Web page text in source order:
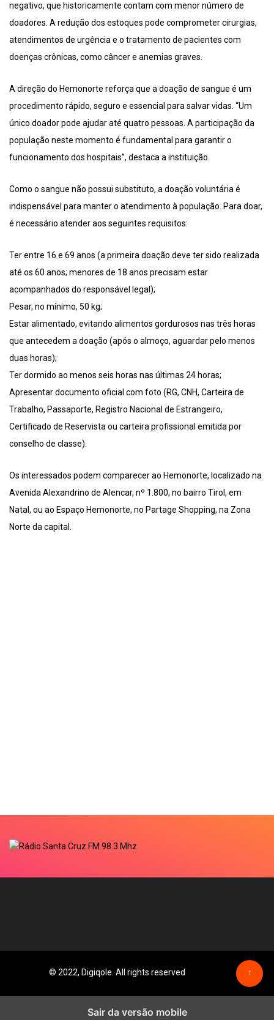
negativo, que historicamente contam com menor número de
doadores. A redução dos estoques pode comprometer cirurgias,
atendimentos de urgência e o tratamento de pacientes com
doenças crônicas, como câncer e anemias graves.
A direção do Hemonorte reforça que a doação de sangue é um
procedimento rápido, seguro e essencial para salvar vidas. “Um
único doador pode ajudar até quatro pessoas. A participação da
população neste momento é fundamental para garantir o
funcionamento dos hospitais”, destaca a instituição.
Como o sangue não possui substituto, a doação voluntária é
indispensável para manter o atendimento à população. Para doar,
é necessário atender aos seguintes requisitos:
Ter entre 16 e 69 anos (a primeira doação deve ter sido realizada
até os 60 anos; menores de 18 anos precisam estar
acompanhados do responsável legal);
Pesar, no mínimo, 50 kg;
Estar alimentado, evitando alimentos gordurosos nas três horas
que antecedem a doação (após o almoço, aguardar pelo menos
duas horas);
Ter dormido ao menos seis horas nas últimas 24 horas;
Apresentar documento oficial com foto (RG, CNH, Carteira de
Trabalho, Passaporte, Registro Nacional de Estrangeiro,
Certificado de Reservista ou carteira profissional emitida por
conselho de classe).
Os interessados podem comparecer ao Hemonorte, localizado na
Avenida Alexandrino de Alencar, nº 1.800, no bairro Tirol, em
Natal, ou ao Espaço Hemonorte, no Partage Shopping, na Zona
Norte da capital.
© 2022, Digiqole. All rights reserved ↑
Sair da versão mobile